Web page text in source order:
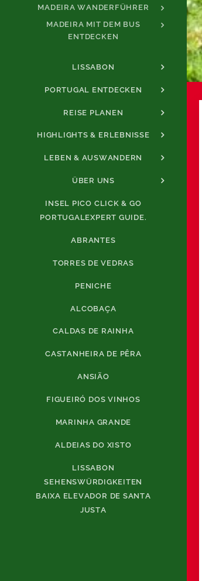
MADEIRA WANDERFÜHRER
MADEIRA MIT DEM BUS
ENTDECKEN
LISSABON
PORTUGAL ENTDECKEN
REISE PLANEN
HIGHLIGHTS & ERLEBNISSE
LEBEN & AUSWANDERN
ÜBER UNS
INSEL PICO CLICK & GO
PORTUGALEXPERT GUIDE.
ABRANTES
TORRES DE VEDRAS
PENICHE
ALCOBAÇA
CALDAS DE RAINHA
CASTANHEIRA DE PÊRA
ANSIÃO
FIGUEIRÓ DOS VINHOS
MARINHA GRANDE
ALDEIAS DO XISTO
LISSABON
SEHENSWÜRDIGKEITEN
BAIXA ELEVADOR DE SANTA
JUSTA